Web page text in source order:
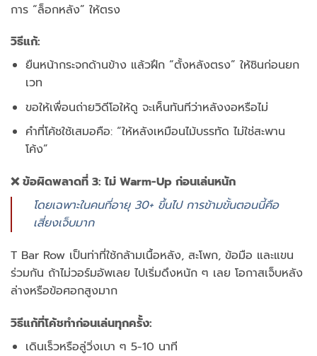
การ “ล็อกหลัง” ให้ตรง
วิธีแก้:
ยืนหน้ากระจกด้านข้าง แล้วฝึก “ตั้งหลังตรง” ให้ชินก่อนยก
เวท
ขอให้เพื่อนถ่ายวิดีโอให้ดู จะเห็นทันทีว่าหลังงอหรือไม่
คำที่โค้ชใช้เสมอคือ: “ให้หลังเหมือนไม้บรรทัด ไม่ใช่สะพาน
โค้ง”
❌ ข้อผิดพลาดที่ 3: ไม่ Warm-Up ก่อนเล่นหนัก
โดยเฉพาะในคนที่อายุ 30+ ขึ้นไป การข้ามขั้นตอนนี้คือ
เสี่ยงเจ็บมาก
T Bar Row เป็นท่าที่ใช้กล้ามเนื้อหลัง, สะโพก, ข้อมือ และแขน
ร่วมกัน ถ้าไม่วอร์มอัพเลย ไปเริ่มดึงหนัก ๆ เลย โอกาสเจ็บหลัง
ล่างหรือข้อศอกสูงมาก
วิธีแก้ที่โค้ชทำก่อนเล่นทุกครั้ง:
เดินเร็วหรือลู่วิ่งเบา ๆ 5-10 นาที